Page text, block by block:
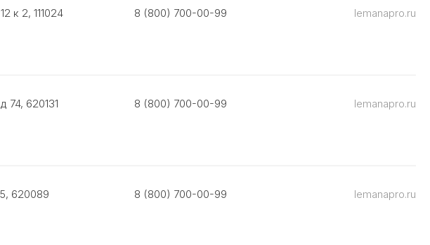
к 2, 111024
8 (800) 700-00-99 lemanapro.ru
74, 620131
8 (800) 700-00-99 lemanapro.ru
620089
8 (800) 700-00-99 lemanapro.ru